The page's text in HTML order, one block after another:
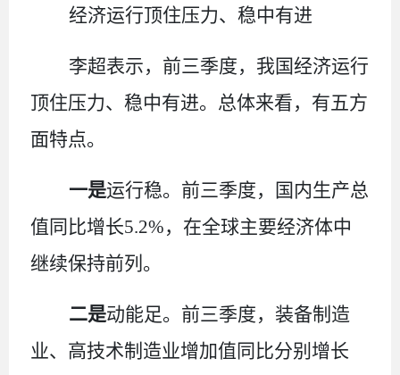
经济运行顶住压力、稳中有进
李超表示，前三季度，我国经济运行
顶住压力、稳中有进。总体来看，有五方
面特点。
一是运行稳。前三季度，国内生产总
值同比增长5.2%，在全球主要经济体中
继续保持前列。
二是动能足。前三季度，装备制造
业、高技术制造业增加值同比分别增长